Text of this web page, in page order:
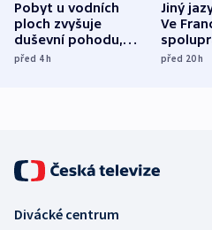
Pobyt u vodních
ploch zvyšuje
duševní pohodu,
ukázala
před 4h
Jiný
Ve
různých
před 20h
Divácké centrum